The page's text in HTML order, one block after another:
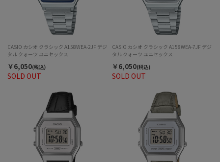
SOLD OUT
CASIO カシオ クラシック A158WEA-2JF デジ
タル クォーツ ユニセックス
￥6,050(税込)
SOLD OUT
CASIO カシオ クラシック A158WEA-7JF デジ
タル クォーツ ユニセックス
￥6,050(税込)